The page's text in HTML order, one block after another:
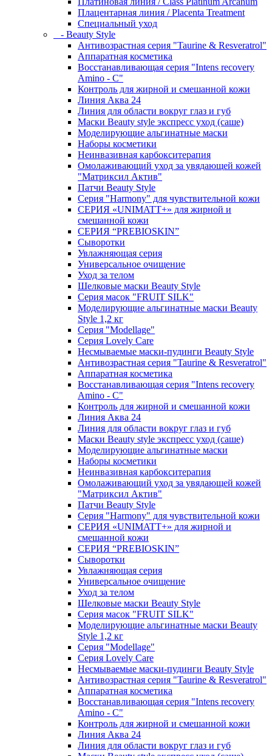
Плацентарная линия / Placenta Treatment
Специальный уход
- Beauty Style
Антивозрастная серия "Taurine & Resveratrol"
Аппаратная косметика
Восстанавливающая серия "Intens recovery
Amino - C"
Контроль для жирной и смешанной кожи
Линия Аква 24
Линия для области вокруг глаз и губ
Маски Beauty style экспресс уход (саше)
Моделирующие альгинатные маски
Наборы косметики
Неинвазивная карбокситерапия
Омолаживающий уход за увядающей кожей
"Матриксил Актив"
Патчи Beauty Style
Серия "Harmony" для чувствительной кожи
СЕРИЯ «UNIMATT+» для жирной и
смешанной кожи
СЕРИЯ “PREBIOSKIN”
Сыворотки
Увлажняющая серия
Универсальное очищение
Уход за телом
Шелковые маски Beauty Style
Серия масок "FRUIT SILK"
Моделирующие альгинатные маски Beauty
Style 1,2 кг
Серия "Modellage"
Cерия Lovely Care
Несмываемые маски-пудинги Beauty Style
Антивозрастная серия "Taurine & Resveratrol"
Аппаратная косметика
Восстанавливающая серия "Intens recovery
Amino - C"
Контроль для жирной и смешанной кожи
Линия Аква 24
Линия для области вокруг глаз и губ
Маски Beauty style экспресс уход (саше)
Моделирующие альгинатные маски
Наборы косметики
Неинвазивная карбокситерапия
Омолаживающий уход за увядающей кожей
"Матриксил Актив"
Патчи Beauty Style
Серия "Harmony" для чувствительной кожи
СЕРИЯ «UNIMATT+» для жирной и
смешанной кожи
СЕРИЯ “PREBIOSKIN”
Сыворотки
Увлажняющая серия
Универсальное очищение
Уход за телом
Шелковые маски Beauty Style
Серия масок "FRUIT SILK"
Моделирующие альгинатные маски Beauty
Style 1,2 кг
Серия "Modellage"
Cерия Lovely Care
Несмываемые маски-пудинги Beauty Style
Антивозрастная серия "Taurine & Resveratrol"
Аппаратная косметика
Восстанавливающая серия "Intens recovery
Amino - C"
Контроль для жирной и смешанной кожи
Линия Аква 24
Линия для области вокруг глаз и губ